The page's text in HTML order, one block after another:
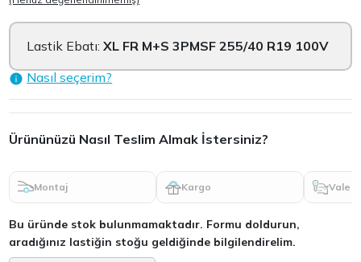
Lastik Ebatı:XL FR M+S 3PMSF 255/40 R19 100V
Nasıl seçerim?
Ürününüzü Nasıl Teslim Almak İstersiniz?
Montaj Kargo Vale
Bu üründe stok bulunmamaktadır. Formu doldurun,
aradığınız lastiğin stoğu geldiğinde bilgilendirelim.